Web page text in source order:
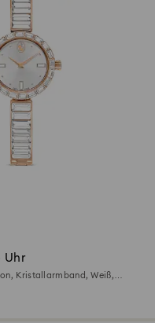
Uhr
Kristallarmband, Weiß,